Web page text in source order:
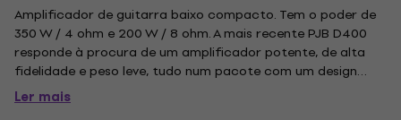
Amplificador de guitarra baixo compacto. Tem o poder de
350 W / 4 ohm e 200 W / 8 ohm. A mais recente PJB D400
responde à procura de um amplificador potente, de alta
fidelidade e peso leve, tudo num pacote com um design
bonito. Também queríamos torná-lo completamente livre de
ruídos, por isso usamos os mais recentes designs de
Ler mais